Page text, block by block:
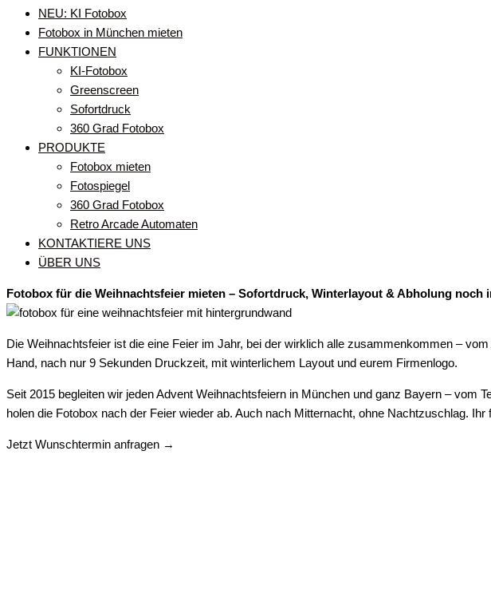
NEU: KI Fotobox
Fotobox in München mieten
FUNKTIONEN
KI-Fotobox
Greenscreen
Sofortdruck
360 Grad Fotobox
PRODUKTE
Fotobox mieten
Fotospiegel
360 Grad Fotobox
Retro Arcade Automaten
KONTAKTIERE UNS
ÜBER UNS
Fotobox für die Weihnachtsfeier mieten – Sofortdruck, Winterlayout & Abholung noch
Die Weihnachtsfeier ist die eine Feier im Jahr, bei der wirklich alle zusammenkommen –
Hand, nach nur 9 Sekunden Druckzeit, mit winterlichem Layout und eurem Firmenlogo.
Seit 2015 begleiten wir jeden Advent Weihnachtsfeiern in München und ganz Bayern –
holen die Fotobox nach der Feier wieder ab. Auch nach Mitternacht, ohne Nachtzuschlag.
Jetzt Wunschtermin anfragen →